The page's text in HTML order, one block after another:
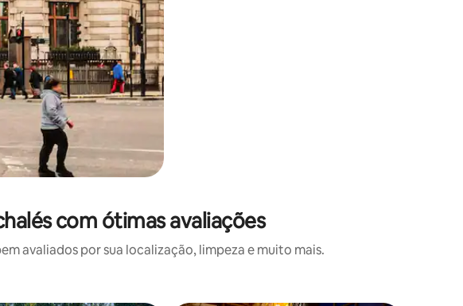
com ótimas avaliações
avaliados por sua localização, limpeza e muito mais.